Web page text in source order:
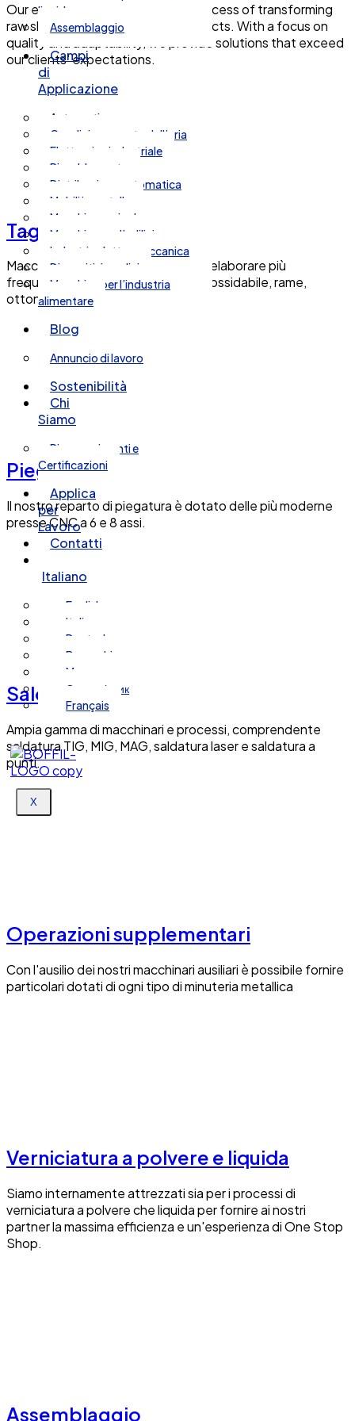
liquida
Assemblaggio
Campi
di
Applicazione
Automotive
Condizionamento dell’aria
Elettronica industriale
Riscaldamento
Distribuzione automatica
Mobili in metallo
Macchine agricole
Macchine per l’edilizia
Industria elettromeccanica
Dispositivi medici
Macchine per l’industria
alimentare
Blog
Annuncio di lavoro
Sostenibilità
Chi
Siamo
Riconoscimenti e
Certificazioni
Applica
per
Lavoro
Contatti
Italiano
English
Italiano
Deutsch
Bosanski
Magyar
Српски језик
Français
X
Our expertise covers the entire process of transforming
raw sheet metal into finished products. With a focus on
quality and adaptability, we provide solutions that exceed
our clients' expectations.
Taglio laser
Macchine da taglio laser in grado di elaborare più
frequentemente lastre di acciaio inossidabile, rame,
ottone e lastre di alluminio.
Piegatura del metallo
Il nostro reparto di piegatura è dotato delle più moderne
presse CNC a 6 e 8 assi.
Saldatura
Ampia gamma di macchinari e processi, comprendente
saldatura TIG, MIG, MAG, saldatura laser e saldatura a
punti.
Operazioni supplementari
Con l'ausilio dei nostri macchinari ausiliari è possibile fornire
particolari dotati di ogni tipo di minuteria metallica
Verniciatura a polvere e liquida
Siamo internamente attrezzati sia per i processi di
verniciatura a polvere che liquida per fornire ai nostri
partner la massima efficienza e un'esperienza di One Stop
Shop.
Assemblaggio